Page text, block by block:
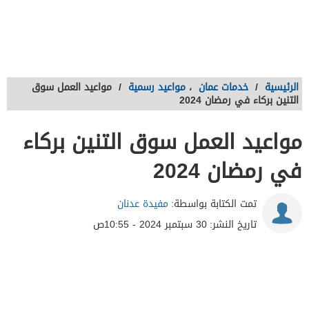
الرئيسية / خدمات عمان ، مواعيد رسمية / مواعيد العمل سوق
التنين بركاء في رمضان 2024
مواعيد العمل سوق التنين بركاء
في رمضان 2024
تمت الكتابة بواسطة: مفيدة عدنان
تاريخ النشر:30 سبتمبر 2024 - 10:55ص